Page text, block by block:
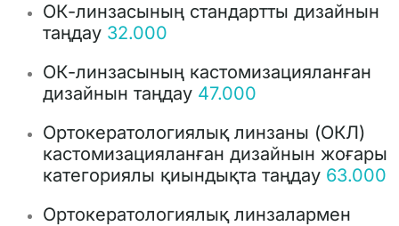
ОК-линзасының стандартты дизайнын
таңдау 32.000
ОК-линзасының кастомизацияланған
дизайнын таңдау 47.000
Ортокератологиялық линзаны (ОКЛ)
кастомизацияланған дизайнын жоғары
категориялы қиындықта таңдау 63.000
Ортокератологиялық линзалармен